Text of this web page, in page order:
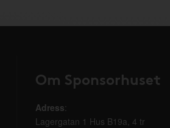
Om Sponsorhuset
Adress:
Lagergatan 1 Hus B19a, 4 tr